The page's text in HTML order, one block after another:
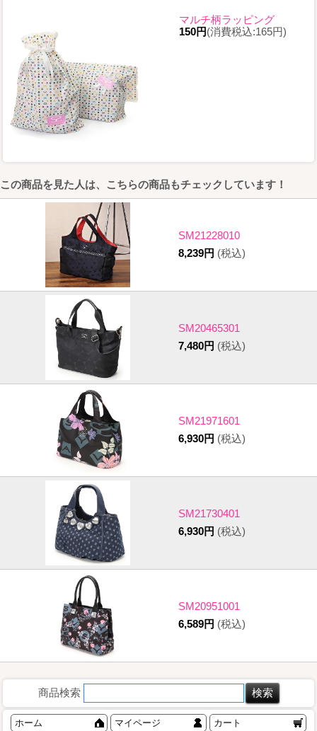
マルチ柄ラッピング
150円(消費税込:165円)
この商品を見た人は、こちらの商品もチェックしています！
SM21228010
8,239円 (税込)
SM20465301
7,480円 (税込)
SM21971601
6,930円 (税込)
SM21730401
6,930円 (税込)
SM20951001
6,589円 (税込)
商品検索
ホーム マイページ カート